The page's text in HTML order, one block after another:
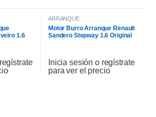
1.6
ARRANQUE
Motor Burro Arranque Renault
Sandero Stepway 1.6 Original
Inicia sesión o regístrate
para ver el precio